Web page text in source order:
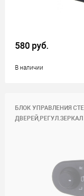
580 руб.
В наличии
БЛОК УПРАВЛЕНИЯ